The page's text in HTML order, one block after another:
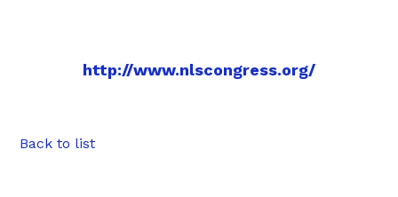
http://www.nlscongress.org/
Back to list